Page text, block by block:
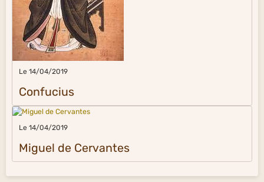
Le 14/04/2019
Confucius
Le 14/04/2019
Miguel de Cervantes